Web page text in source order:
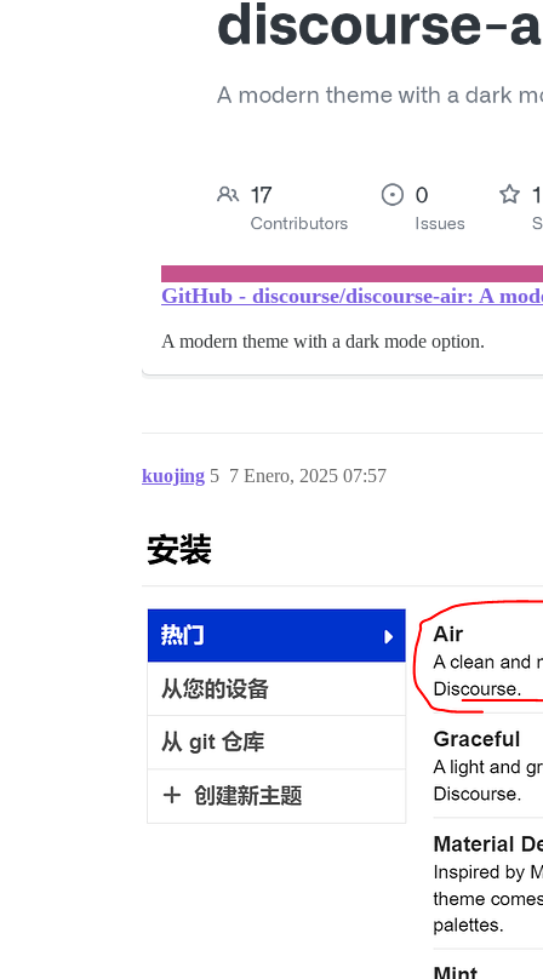
GitHub - discourse/discourse-air: A
A modern theme with a dark mode option.
kuojing 7 Enero, 2025 07:57
5